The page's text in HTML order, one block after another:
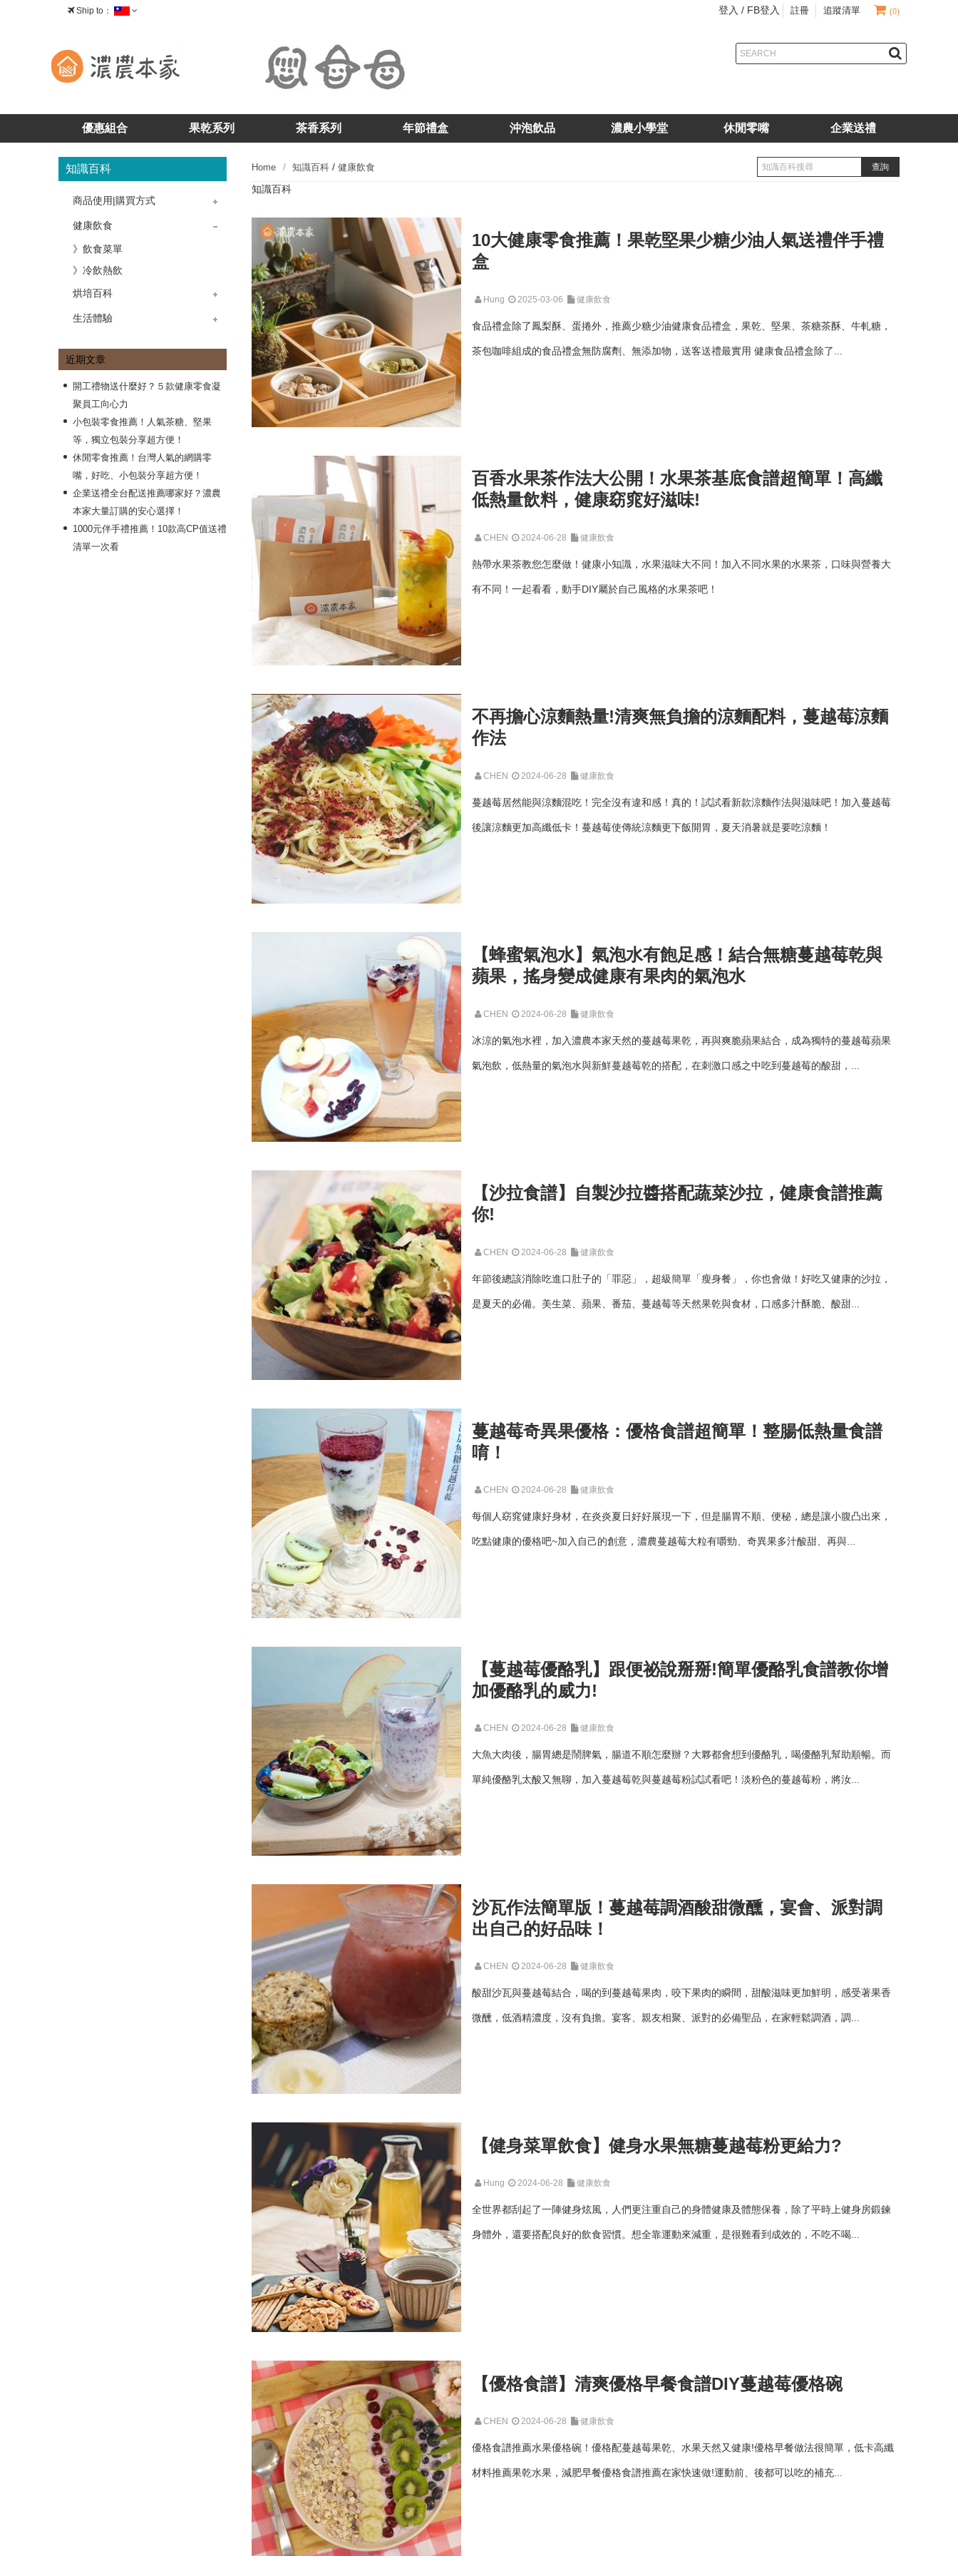
(0)
登入 / FB登入 註冊 追蹤清單
Ship to：
優惠組合 果乾系列 茶香系列 年節禮盒 沖泡飲品 濃農小學堂 休閒零嘴 企業送禮
知識百科
商品使用|購買方式
》茶香-茶酥
》茶香-核桃糕
》茶香-牛軋糖
》茶香-茶糖
》果乾-藍莓乾
》果乾-蔓越莓乾
》果乾-櫻桃乾
》果乾問題
》購物問題
》產品問題
》掛耳包咖啡
健康飲食
》飲食菜單
》冷飲熱飲
烘培百科
》烘培教室
》蛋糕點心
生活體驗
近期文章
開工禮物送什麼好？５款健康零食凝
聚員工向心力
小包裝零食推薦！人氣茶糖、堅果
等，獨立包裝分享超方便！
休閒零食推薦！台灣人氣的網購零
嘴，好吃、小包裝分享超方便！
企業送禮全台配送推薦哪家好？濃農
本家大量訂購的安心選擇！
1000元伴手禮推薦！10款高CP值送禮
清單一次看
Home 知識百科 /健康飲食
知識百科
10大健康零食推薦！果乾堅果少糖少油人氣送禮伴手禮
盒
Hung 2025-03-06 健康飲食
食品禮盒除了鳳梨酥、蛋捲外，推薦少糖少油健康食品禮盒，果乾、堅果、茶糖茶酥、牛軋糖，
茶包咖啡組成的食品禮盒無防腐劑、無添加物，送客送禮最實用 健康食品禮盒除了...
百香水果茶作法大公開！水果茶基底食譜超簡單！高纖
低熱量飲料，健康窈窕好滋味!
CHEN 2024-06-28 健康飲食
熱帶水果茶教您怎麼做！健康小知識，水果滋味大不同！加入不同水果的水果茶，口味與營養大
有不同！一起看看，動手DIY屬於自己風格的水果茶吧！
不再擔心涼麵熱量!清爽無負擔的涼麵配料，蔓越莓涼麵
作法
CHEN 2024-06-28 健康飲食
蔓越莓居然能與涼麵混吃！完全沒有違和感！真的！試試看新款涼麵作法與滋味吧！加入蔓越莓
後讓涼麵更加高纖低卡！蔓越莓使傳統涼麵更下飯開胃，夏天消暑就是要吃涼麵！
【蜂蜜氣泡水】氣泡水有飽足感！結合無糖蔓越莓乾與
蘋果，搖身變成健康有果肉的氣泡水
CHEN 2024-06-28 健康飲食
冰涼的氣泡水裡，加入濃農本家天然的蔓越莓果乾，再與爽脆蘋果結合，成為獨特的蔓越莓蘋果
氣泡飲，低熱量的氣泡水與新鮮蔓越莓乾的搭配，在刺激口感之中吃到蔓越莓的酸甜，...
【沙拉食譜】自製沙拉醬搭配蔬菜沙拉，健康食譜推薦
你!
CHEN 2024-06-28 健康飲食
年節後總該消除吃進口肚子的「罪惡」，超級簡單「瘦身餐」，你也會做！好吃又健康的沙拉，
是夏天的必備。美生菜、蘋果、番茄、蔓越莓等天然果乾與食材，口感多汁酥脆、酸甜...
蔓越莓奇異果優格：優格食譜超簡單！整腸低熱量食譜
唷！
CHEN 2024-06-28 健康飲食
每個人窈窕健康好身材，在炎炎夏日好好展現一下，但是腸胃不順、便秘，總是讓小腹凸出來，
吃點健康的優格吧~加入自己的創意，濃農蔓越莓大粒有嚼勁、奇異果多汁酸甜、再與...
【蔓越莓優酪乳】跟便祕說掰掰!簡單優酪乳食譜教你增
加優酪乳的威力!
CHEN 2024-06-28 健康飲食
大魚大肉後，腸胃總是鬧脾氣，腸道不順怎麼辦？大夥都會想到優酪乳，喝優酪乳幫助順暢。而
單純優酪乳太酸又無聊，加入蔓越莓乾與蔓越莓粉試試看吧！淡粉色的蔓越莓粉，將汝...
沙瓦作法簡單版！蔓越莓調酒酸甜微醺，宴會、派對調
出自己的好品味！
CHEN 2024-06-28 健康飲食
酸甜沙瓦與蔓越莓結合，喝的到蔓越莓果肉，咬下果肉的瞬間，甜酸滋味更加鮮明，感受著果香
微醺，低酒精濃度，沒有負擔。宴客、親友相聚、派對的必備聖品，在家輕鬆調酒，調...
【健身菜單飲食】健身水果無糖蔓越莓粉更給力?
Hung 2024-06-28 健康飲食
全世界都刮起了一陣健身炫風，人們更注重自己的身體健康及體態保養，除了平時上健身房鍛鍊
身體外，還要搭配良好的飲食習慣。想全靠運動來減重，是很難看到成效的，不吃不喝...
【優格食譜】清爽優格早餐食譜DIY蔓越莓優格碗
CHEN 2024-06-28 健康飲食
優格食譜推薦水果優格碗！優格配蔓越莓果乾、水果天然又健康!優格早餐做法很簡單，低卡高纖
材料推薦果乾水果，減肥早餐優格食譜推薦在家快速做!運動前、後都可以吃的補充...